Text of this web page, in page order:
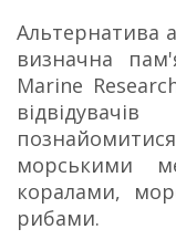
Альтернатива
визначна
Marine
морськими
коралами,
рибами.